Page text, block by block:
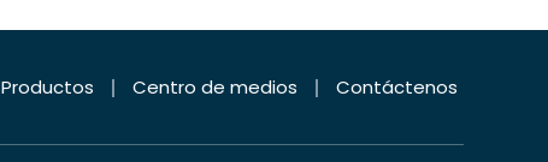
Productos Centro de medios Contáctenos